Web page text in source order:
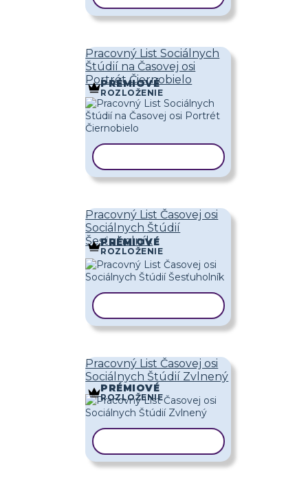
Pracovný List Sociálnych
Štúdií na Časovej osi
Portrét Čiernobielo
PRÉMIOVÉ
ROZLOŽENIE
Pracovný List Časovej osi
Sociálnych Štúdií
Šesťuholník
PRÉMIOVÉ
ROZLOŽENIE
Pracovný List Časovej osi
Sociálnych Štúdií Zvlnený
PRÉMIOVÉ
ROZLOŽENIE